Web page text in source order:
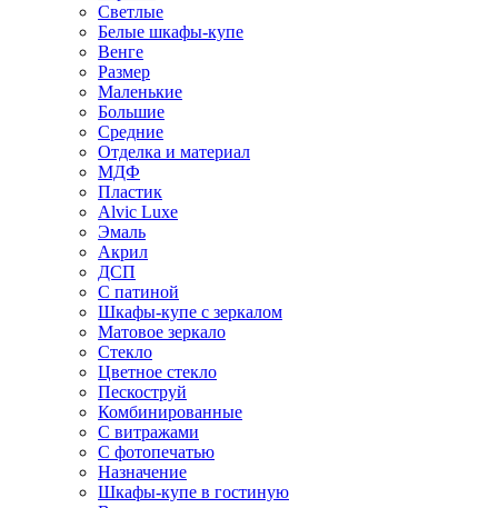
Светлые
Белые шкафы-купе
Венге
Размер
Маленькие
Большие
Средние
Отделка и материал
МДФ
Пластик
Alvic Luxe
Эмаль
Акрил
ДСП
С патиной
Шкафы-купе с зеркалом
Матовое зеркало
Стекло
Цветное стекло
Пескоструй
Комбинированные
С витражами
С фотопечатью
Назначение
Шкафы-купе в гостиную